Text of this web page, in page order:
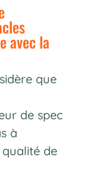
avec la
que
de spec
à
de